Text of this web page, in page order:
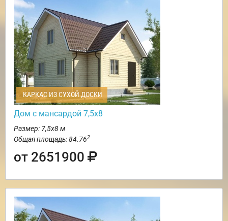
КАРКАС ИЗ СУХОЙ ДОСКИ
Дом с мансардой 7,5х8
Размер: 7,5х8 м
Общая площадь: 84.762
от 2651900